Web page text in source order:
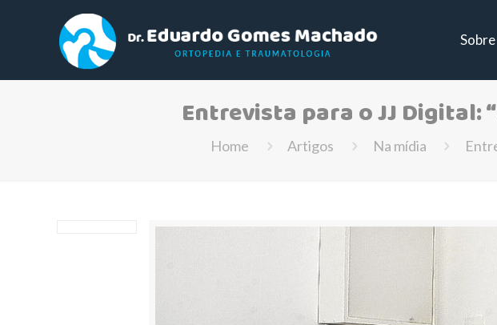
Entrevista para o JJ Digital:
Home Artigos Na mídia